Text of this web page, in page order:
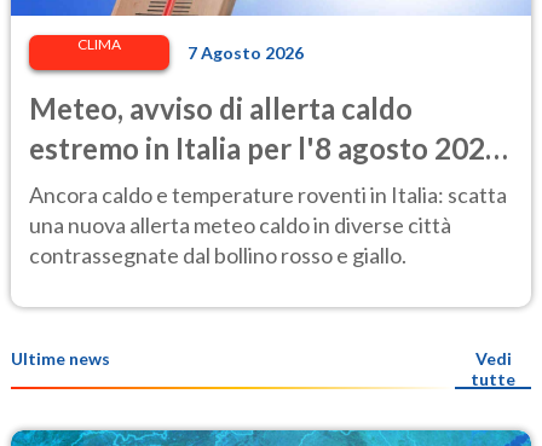
CLIMA 7 Agosto 2026
Meteo, avviso di allerta caldo
estremo in Italia per l'8 agosto 2026:
le città a rischio per il Ministero della
Salute
Ancora caldo e temperature roventi in Italia: scatta
una nuova allerta meteo caldo in diverse città
contrassegnate dal bollino rosso e giallo.
Ultime news
Vedi
tutte